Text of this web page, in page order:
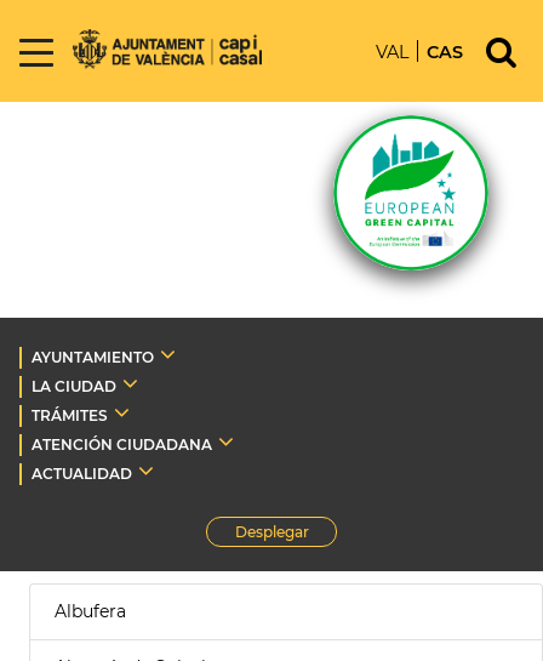
VAL CAS
AYUNTAMIENTO
LA CIUDAD
TRÁMITES
ATENCIÓN CIUDADANA
ACTUALIDAD
Desplegar
Albufera